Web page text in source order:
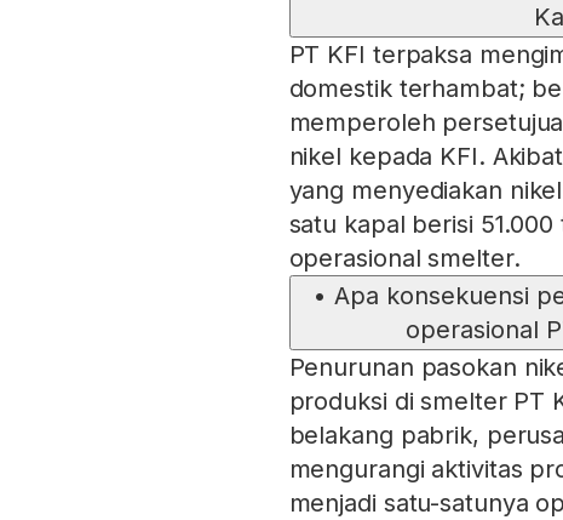
PT KFI terpaksa
domestik terhambat;
memperoleh
nikel kepada KFI.
yang menyediakan
satu kapal berisi
operasional smelter.
• Apa konsekuensi
operasional
Penurunan pasokan
produksi di smelter PT
belakang pabrik,
mengurangi aktivitas
menjadi satu-satunya